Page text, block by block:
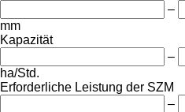
–
mm
Kapazität
–
ha/Std.
Erforderliche Leistung der SZM
–